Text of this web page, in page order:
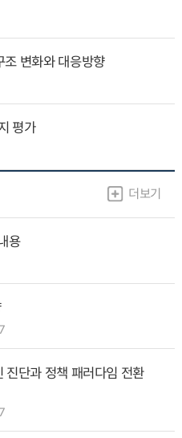
조 변화와 대응방향
평가
더보기
용
단과 정책 패러다임 전환